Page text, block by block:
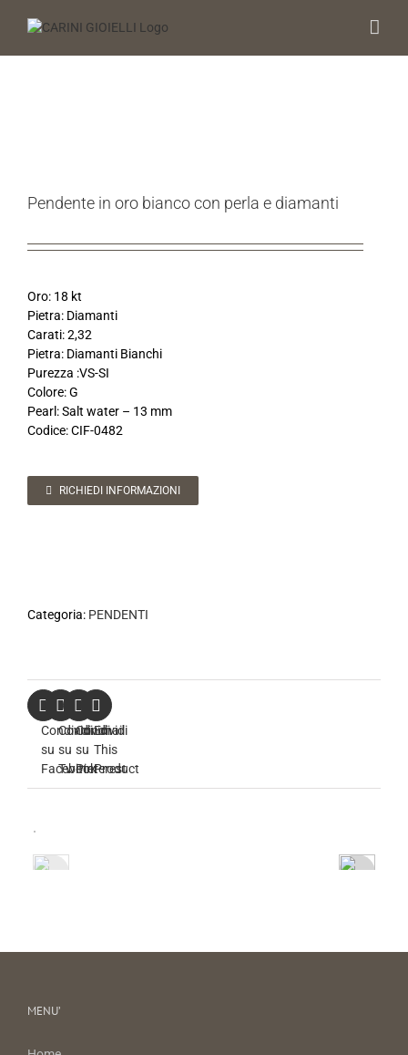
Pendente in oro bianco con perla e diamanti
Oro: 18 kt
Pietra: Diamanti
Carati: 2,32
Pietra: Diamanti Bianchi
Purezza :VS-SI
Colore: G
Pearl: Salt water – 13 mm
Codice: CIF-0482
RICHIEDI INFORMAZIONI
Categoria: PENDENTI
Condividi
su
Facebook
Condividi
su
Twitter
Condividi
su
Pinterest
Email
This
Product
MENU’